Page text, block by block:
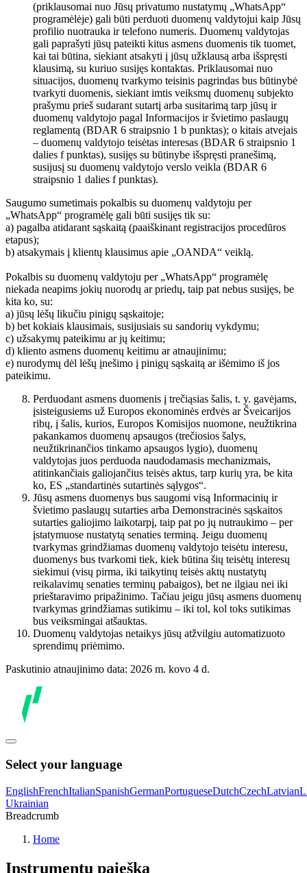
(priklausomai nuo Jūsų privatumo nustatymų „WhatsApp“
programėlėje) gali būti perduoti duomenų valdytojui kaip Jūsų
profilio nuotrauka ir telefono numeris. Duomenų valdytojas
gali paprašyti jūsų pateikti kitus asmens duomenis tik tuomet,
kai tai būtina, siekiant atsakyti į jūsų užklausą arba išspręsti
klausimą, su kuriuo susijęs kontaktas. Priklausomai nuo
situacijos, duomenų tvarkymo teisinis pagrindas bus būtinybė
tvarkyti duomenis, siekiant imtis veiksmų duomenų subjekto
prašymu prieš sudarant sutartį arba susitarimą tarp jūsų ir
duomenų valdytojo pagal Informacijos ir švietimo paslaugų
reglamentą (BDAR 6 straipsnio 1 b punktas); o kitais atvejais
– duomenų valdytojo teisėtas interesas (BDAR 6 straipsnio 1
dalies f punktas), susijęs su būtinybe išspręsti pranešimą,
susijusį su duomenų valdytojo verslo veikla (BDAR 6
straipsnio 1 dalies f punktas).
Saugumo sumetimais pokalbis su duomenų valdytoju per
„WhatsApp“ programėlę gali būti susijęs tik su:
a) pagalba atidarant sąskaitą (paaiškinant registracijos procedūros
etapus);
b) atsakymais į klientų klausimus apie „OANDA“ veiklą.
Pokalbis su duomenų valdytoju per „WhatsApp“ programėlę
niekada neapims jokių nuorodų ar priedų, taip pat nebus susijęs, be
kita ko, su:
a) jūsų lėšų likučiu pinigų sąskaitoje;
b) bet kokiais klausimais, susijusiais su sandorių vykdymu;
c) užsakymų pateikimu ar jų keitimu;
d) kliento asmens duomenų keitimu ar atnaujinimu;
e) nurodymų dėl lėšų įnešimo į pinigų sąskaitą ar išėmimo iš jos
pateikimu.
Perduodant asmens duomenis į trečiąsias šalis, t. y. gavėjams,
įsisteigusiems už Europos ekonominės erdvės ar Šveicarijos
ribų, į šalis, kurios, Europos Komisijos nuomone, neužtikrina
pakankamos duomenų apsaugos (trečiosios šalys,
neužtikrinančios tinkamo apsaugos lygio), duomenų
valdytojas juos perduoda naudodamasis mechanizmais,
atitinkančiais galiojančius teisės aktus, tarp kurių yra, be kita
ko, ES „standartinės sutartinės sąlygos“.
Jūsų asmens duomenys bus saugomi visą Informacinių ir
švietimo paslaugų sutarties arba Demonstracinės sąskaitos
sutarties galiojimo laikotarpį, taip pat po jų nutraukimo – per
įstatymuose nustatytą senaties terminą. Jeigu duomenų
tvarkymas grindžiamas duomenų valdytojo teisėtu interesu,
duomenys bus tvarkomi tiek, kiek būtina šių teisėtų interesų
siekimui (visų pirma, iki taikytinų teisės aktų nustatytų
reikalavimų senaties terminų pabaigos), bet ne ilgiau nei iki
prieštaravimo pripažinimo. Tačiau jeigu jūsų asmens duomenų
tvarkymas grindžiamas sutikimu – iki tol, kol toks sutikimas
bus veiksmingai atšauktas.
Duomenų valdytojas netaikys jūsų atžvilgiu automatizuoto
sprendimų priėmimo.
Paskutinio atnaujinimo data: 2026 m. kovo 4 d.
Select your language
EnglishFrenchItalianSpanishGermanPortugueseDutchCzechLatvian
Ukrainian
Breadcrumb
Home
Instrumentų paieška